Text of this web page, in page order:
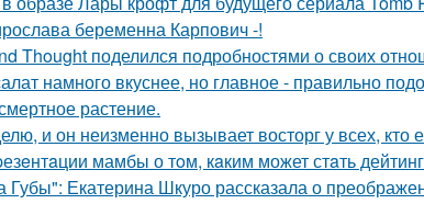
беременна Карпович -!
Thought поделился подробностями о своих
намного вкуснее, но главное - правильно
растение.
и он неизменно вызывает восторг у всех, кто
мамбы о тoм, кaким может стaть
Екатерина Шкуро рассказала о